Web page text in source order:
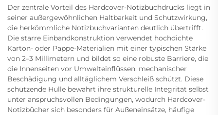
Der zentrale Vorteil des Hardcover-Notizbuchdrucks liegt in
seiner außergewöhnlichen Haltbarkeit und Schutzwirkung,
die herkömmliche Notizbuchvarianten deutlich übertrifft.
Die starre Einbandkonstruktion verwendet hochdichte
Karton- oder Pappe-Materialien mit einer typischen Stärke
von 2–3 Millimetern und bildet so eine robuste Barriere, die
die Innenseiten vor Umwelteinflüssen, mechanischer
Beschädigung und alltäglichem Verschleiß schützt. Diese
schützende Hülle bewahrt ihre strukturelle Integrität selbst
unter anspruchsvollen Bedingungen, wodurch Hardcover-
Notizbücher sich besonders für Außeneinsätze, häufige